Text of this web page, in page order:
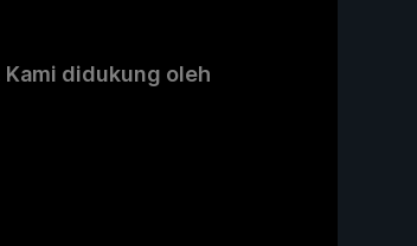
didukung oleh